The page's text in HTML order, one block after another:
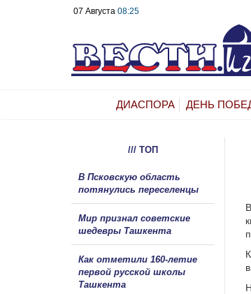
07 Августа 08:25
ДИАСПОРА ДЕНЬ
/// ТОП
В Псковскую область
потянулись переселенцы
Мир признал советские
шедевры Ташкента
Как отметили 160-летие
первой русской школы
Ташкента